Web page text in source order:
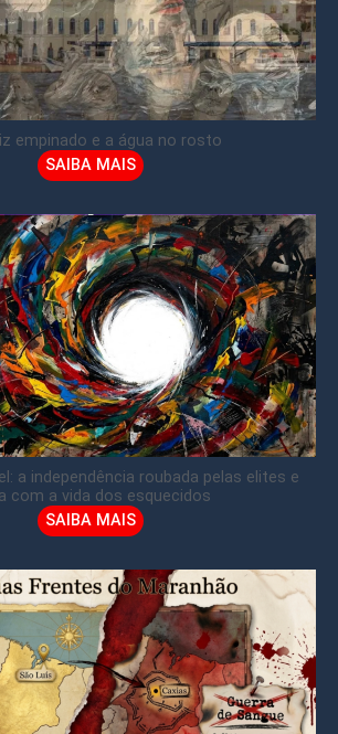
empinado e a água no rosto
SAIBA MAIS
a independência roubada pelas elites e
com a vida dos esquecidos
SAIBA MAIS